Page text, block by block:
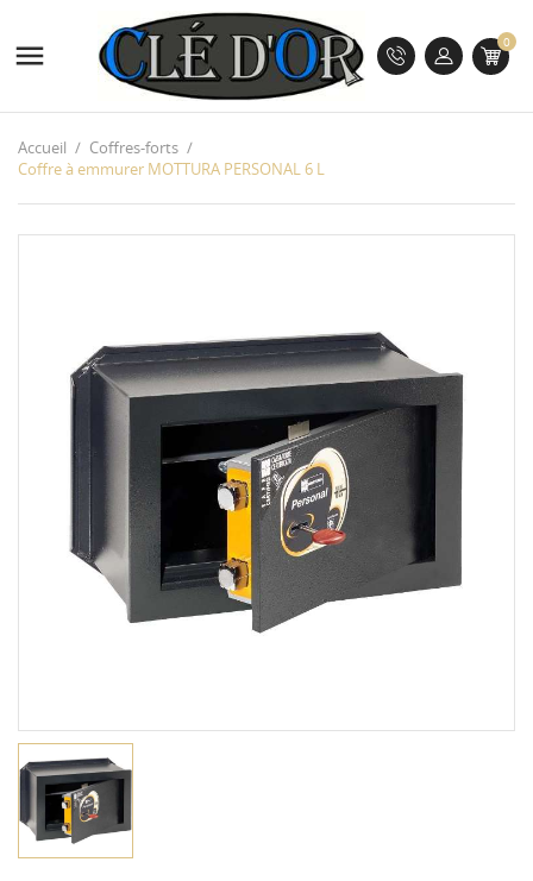
 0
Accueil
Coffres-forts
Coffre à emmurer MOTTURA PERSONAL 6 L